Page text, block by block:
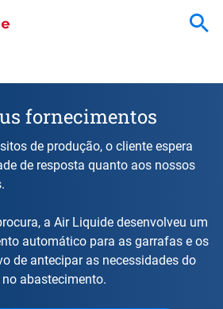
fornecimentos
de produção, o cliente espera
de resposta quanto aos nossos
a Air Liquide desenvolveu um
automático para as garrafas e os
de antecipar as necessidades do
abastecimento.